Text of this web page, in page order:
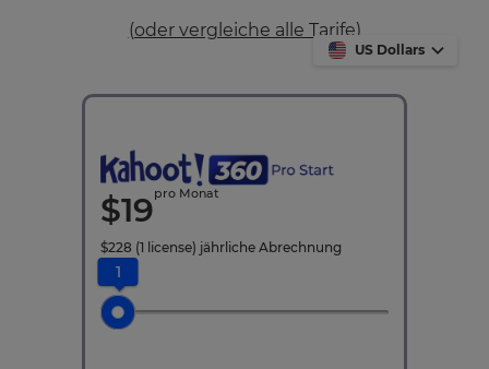
(oder vergleiche alle Tarife)
US Dollars
$19pro Monat
$228 (1 license) jährliche Abrechnung
1